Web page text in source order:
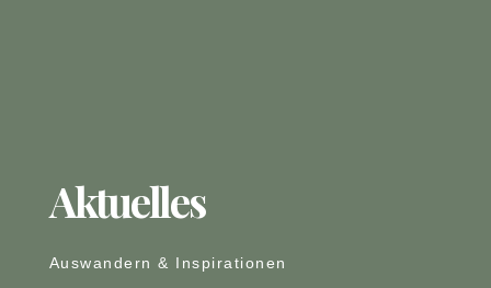
Aktuelles
Auswandern & Inspirationen